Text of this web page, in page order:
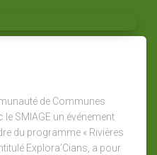
de Communes
SMIAGE un événement
du programme « Rivières
Explora’Cians, a pour